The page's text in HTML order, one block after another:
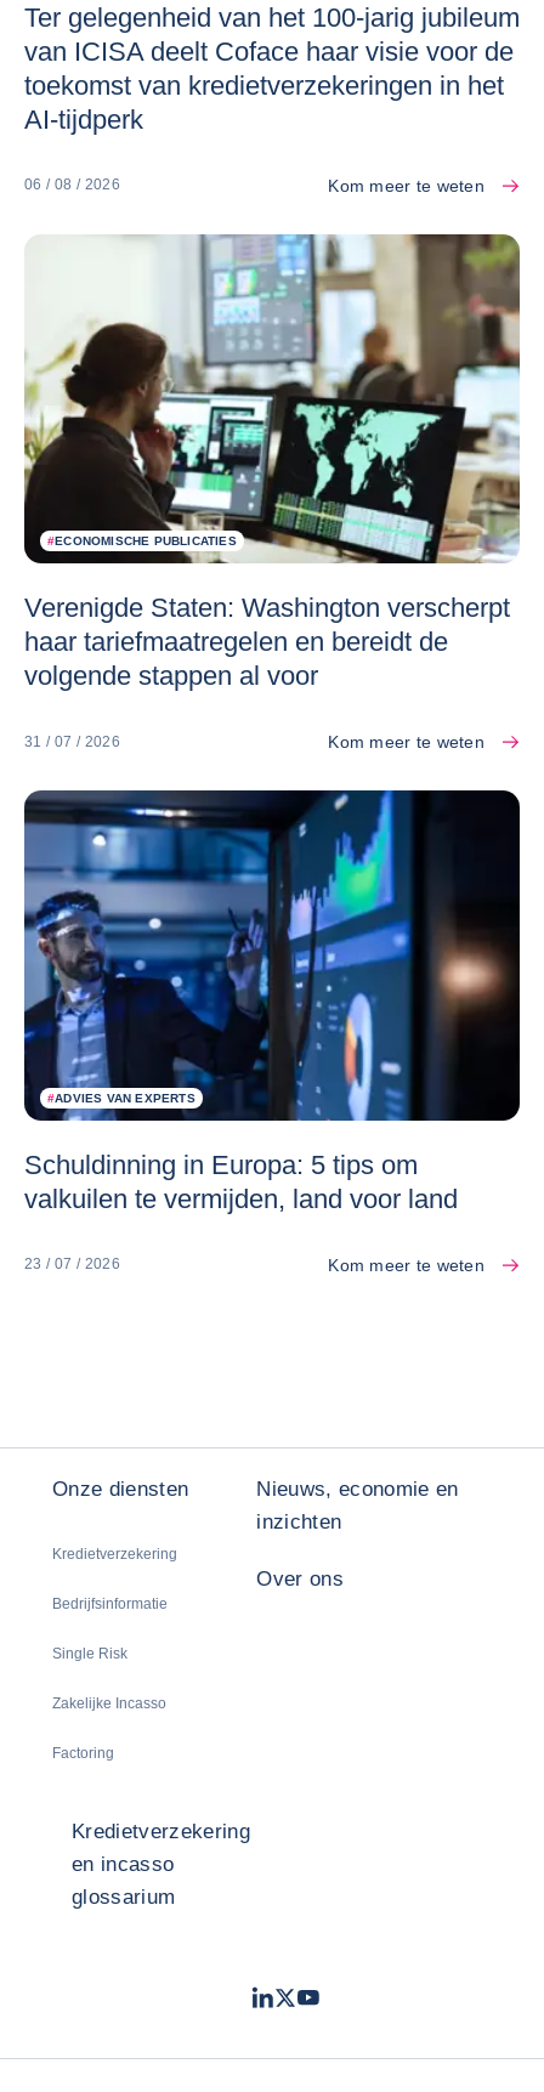
Ter gelegenheid van het 100-jarig jubileum
van ICISA deelt Coface haar visie voor de
toekomst van kredietverzekeringen in het
AI-tijdperk
06 / 08 / 2026 Kom meer te weten
#ECONOMISCHE PUBLICATIES
Verenigde Staten: Washington verscherpt
haar tariefmaatregelen en bereidt de
volgende stappen al voor
31 / 07 / 2026 Kom meer te weten
#ADVIES VAN EXPERTS
Schuldinning in Europa: 5 tips om
valkuilen te vermijden, land voor land
23 / 07 / 2026 Kom meer te weten
Onze diensten
Kredietverzekering
Bedrijfsinformatie
Single Risk
Zakelijke Incasso
Factoring
Nieuws, economie en
inzichten
Over ons
Kredietverzekering
en incasso
glossarium
LinkedIn
TwitterYoutube